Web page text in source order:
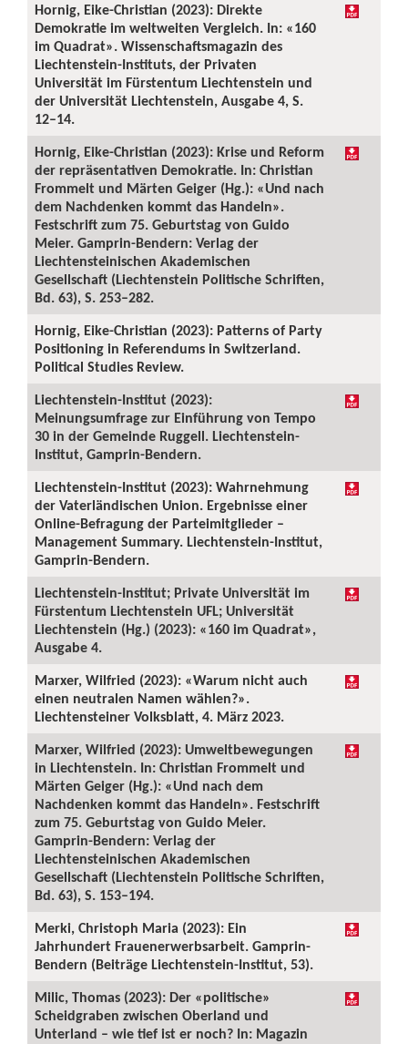
Hornig, Eike-Christian (2023): Direkte
Demokratie im weltweiten Vergleich. In: «160
im Quadrat». Wissenschaftsmagazin des
Liechtenstein-Instituts, der Privaten
Universität im Fürstentum Liechtenstein und
der Universität Liechtenstein, Ausgabe 4, S.
12–14.
Hornig, Eike-Christian (2023): Krise und Reform
der repräsentativen Demokratie. In: Christian
Frommelt und Märten Geiger (Hg.): «Und nach
dem Nachdenken kommt das Handeln».
Festschrift zum 75. Geburtstag von Guido
Meier. Gamprin-Bendern: Verlag der
Liechtensteinischen Akademischen
Gesellschaft (Liechtenstein Politische Schriften,
Bd. 63), S. 253–282.
Hornig, Eike-Christian (2023): Patterns of Party
Positioning in Referendums in Switzerland.
Political Studies Review.
Liechtenstein-Institut (2023):
Meinungsumfrage zur Einführung von Tempo
30 in der Gemeinde Ruggell. Liechtenstein-
Institut, Gamprin-Bendern.
Liechtenstein-Institut (2023): Wahrnehmung
der Vaterländischen Union. Ergebnisse einer
Online-Befragung der Parteimitglieder –
Management Summary. Liechtenstein-Institut,
Gamprin-Bendern.
Liechtenstein-Institut; Private Universität im
Fürstentum Liechtenstein UFL; Universität
Liechtenstein (Hg.) (2023): «160 im Quadrat»,
Ausgabe 4.
Marxer, Wilfried (2023): «Warum nicht auch
einen neutralen Namen wählen?».
Liechtensteiner Volksblatt, 4. März 2023.
Marxer, Wilfried (2023): Umweltbewegungen
in Liechtenstein. In: Christian Frommelt und
Märten Geiger (Hg.): «Und nach dem
Nachdenken kommt das Handeln». Festschrift
zum 75. Geburtstag von Guido Meier.
Gamprin-Bendern: Verlag der
Liechtensteinischen Akademischen
Gesellschaft (Liechtenstein Politische Schriften,
Bd. 63), S. 153–194.
Merki, Christoph Maria (2023): Ein
Jahrhundert Frauenerwerbsarbeit. Gamprin-
Bendern (Beiträge Liechtenstein-Institut, 53).
Milic, Thomas (2023): Der «politische»
Scheidgraben zwischen Oberland und
Unterland – wie tief ist er noch? In: Magazin